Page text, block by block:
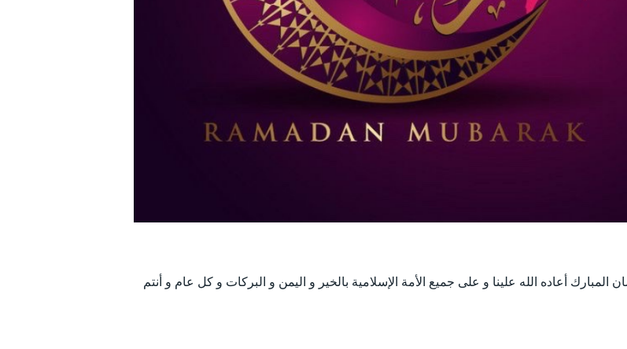
أعاده الله علينا و على جميع الأمة الإسلامية بالخير و اليمن و البركات و كل عام و أنتم